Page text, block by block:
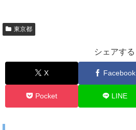
東京都
シェアする
X Facebook
Pocket LINE